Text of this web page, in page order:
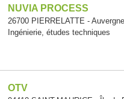
NUVIA PROCESS
26700 PIERRELATTE -
Ingénierie, études techniques
OTV